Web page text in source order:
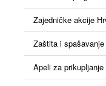
Zajedničke akcije
Zaštita i spašavanje
Apeli za